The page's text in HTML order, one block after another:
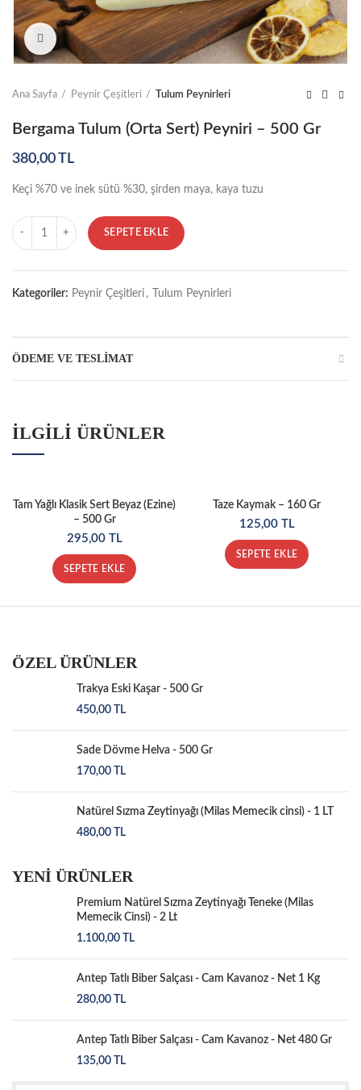
Click to enlarge
Ana Sayfa Peynir Çeşitleri Tulum Peynirleri
Bergama Tulum (Orta Sert) Peyniri – 500 Gr
380,00TL
Keçi %70 ve inek sütü %30, şirden maya, kaya tuzu
Miktar
SEPETE EKLE
Kategoriler: Peynir Çeşitleri , Tulum Peynirleri
ÖDEME VE TESLIMAT
İLGILI ÜRÜNLER
Tam Yağlı Klasik Sert Beyaz (Ezine)
– 500 Gr
295,00 TL
SEPETE EKLE
Taze Kaymak – 160 Gr
125,00 TL
SEPETE EKLE
ÖZEL ÜRÜNLER
Trakya Eski Kaşar - 500 Gr
450,00
TL
Sade Dövme Helva - 500 Gr
170,00
TL
Natürel Sızma Zeytinyağı (Milas Memecik cinsi) - 1 LT
480,00
TL
YENİ ÜRÜNLER
Premium Natürel Sızma Zeytinyağı Teneke (Milas
Memecik Cinsi) - 2 Lt
1.100,00
TL
Antep Tatlı Biber Salçası - Cam Kavanoz - Net 1 Kg
280,00
TL
Antep Tatlı Biber Salçası - Cam Kavanoz - Net 480 Gr
135,00
TL